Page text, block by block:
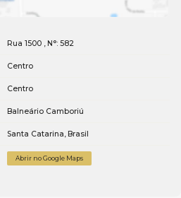
Rua 1500 , N°: 582
Centro
Centro
Balneário Camboriú
Santa Catarina, Brasil
Abrir no Google Maps